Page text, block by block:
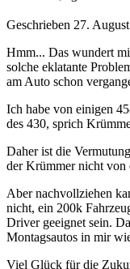
Geschrieben 27.
Hmm... Das wundert
solche eklatante
am Auto schon
Ich habe von einigen
des 430, sprich
Daher ist die
der Krümmer nicht von
Aber nachvollziehen
nicht, ein 200k
Driver geeignet sein.
Montagsautos in mir
Viel Glück für die